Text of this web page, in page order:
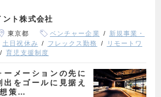
ント株式会社
東京都 ベンチャー企業
新規事業・
土日祝休み フレックス勤務
リモートワ
育児支援制度
メーションの先に
をゴールに見据え
策…